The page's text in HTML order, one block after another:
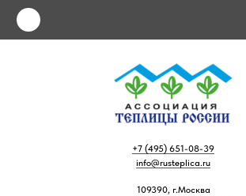
+7 (495) 651-08-39
info@rusteplica.ru
109390, г.Москва